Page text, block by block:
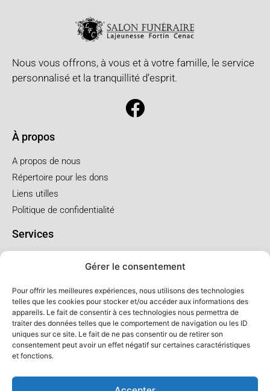
Gérer le consentement
Pour offrir les meilleures expériences, nous utilisons des technologies
telles que les cookies pour stocker et/ou accéder aux informations des
appareils. Le fait de consentir à ces technologies nous permettra de
traiter des données telles que le comportement de navigation ou les ID
uniques sur ce site. Le fait de ne pas consentir ou de retirer son
consentement peut avoir un effet négatif sur certaines caractéristiques
et fonctions.
Nous vous offrons, à vous et à votre famille, le service
personnalisé et la tranquillité d’esprit.
À propos
A propos de nous
Répertoire pour les dons
Liens utilles
Politique de confidentialité
Services
Funérailles au salon
Forfaits et prix
Forfait crémation
Forfait service à l'église